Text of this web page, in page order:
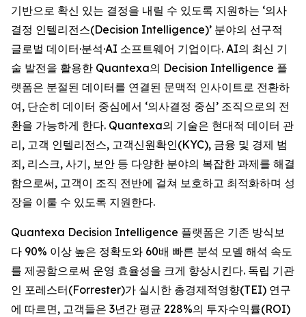
기반으로 확신 있는 결정을 내릴 수 있도록 지원하는 ‘의사
결정 인텔리전스(Decision Intelligence)’ 분야의 선구적
글로벌 데이터·분석·AI 소프트웨어 기업이다. AI의 최신 기
술 발전을 활용한 Quantexa의 Decision Intelligence 플
랫폼은 분절된 데이터를 연결된 문맥적 인사이트로 전환하
여, 단순히 데이터 중심에서 ‘의사결정 중심’ 조직으로의 전
환을 가능하게 한다. Quantexa의 기술은 현대적 데이터 관
리, 고객 인텔리전스, 고객신원확인(KYC), 금융 및 경제 범
죄, 리스크, 사기, 보안 등 다양한 분야의 복잡한 과제를 해결
함으로써, 고객이 조직 전반에 걸쳐 보호하고 최적화하며 성
장을 이룰 수 있도록 지원한다.
Quantexa Decision Intelligence 플랫폼은 기존 방식보
다 90% 이상 높은 정확도와 60배 빠른 분석 모델 해석 속도
를 제공함으로써 운영 효율성을 크게 향상시킨다. 독립 기관
인 포레스터(Forrester)가 실시한 총경제적영향(TEI) 연구
에 따르면, 고객들은 3년간 평균 228%의 투자수익률(ROI)